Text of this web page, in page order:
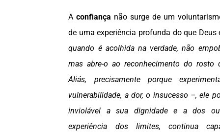
Aconfiança não surge de um
de uma experiência profunda do que
quando é acolhida na verdade, não
mas abre-o ao reconhecimento do rosto
Aliás, precisamente porque
vulnerabilidade, a dor, o insucesso –, ele
inviolável a sua dignidade e a dos
experiência dos limites, continua